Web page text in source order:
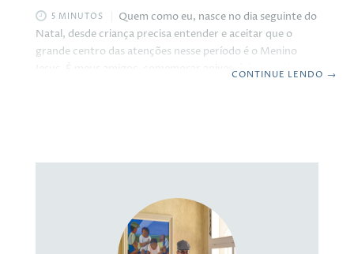
5 MINUTOS
Quem como eu, nasce no dia seguinte do
Natal, desde criança precisa entender e aceitar que o
grande centro das atenções nesse período é o Menino
Jesus. É meus amigos, comemorar aniversário quando as
CONTINUE LENDO →